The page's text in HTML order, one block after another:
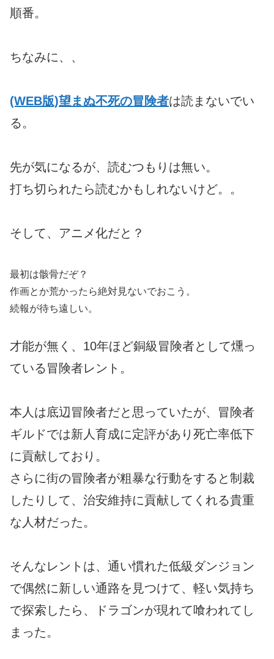
順番。
ちなみに、、
(WEB版)望まぬ不死の冒険者は読まないでい
る。
先が気になるが、読むつもりは無い。
打ち切られたら読むかもしれないけど。。
そして、アニメ化だと？
最初は骸骨だぞ？
作画とか荒かったら絶対見ないでおこう。
続報が待ち遠しい。
才能が無く、10年ほど銅級冒険者として燻っ
ている冒険者レント。
本人は底辺冒険者だと思っていたが、冒険者
ギルドでは新人育成に定評があり死亡率低下
に貢献しており。
さらに街の冒険者が粗暴な行動をすると制裁
したりして、治安維持に貢献してくれる貴重
な人材だった。
そんなレントは、通い慣れた低級ダンジョン
で偶然に新しい通路を見つけて、軽い気持ち
で探索したら、ドラゴンが現れて喰われてし
まった。